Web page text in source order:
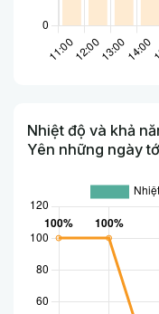
Nhiệt độ và khả
Yên những ngày